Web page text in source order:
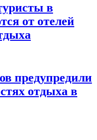
в
от отелей
предупредили
отдыха в